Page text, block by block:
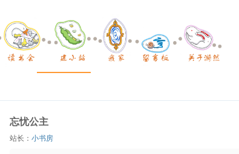
忘忧公主
站长： 小书房